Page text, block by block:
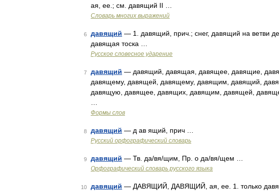
ая, ее.; см. давящий II …
Словарь многих выражений
6 давящий — 1. давящий, прич.; снег, давящий на ветви
давящая тоска …
Русское словесное ударение
7 давящий — давящий, давящая, давящее, давящие,
давящему, давящей, давящему, давящим, давящий,
давящую, давящее, давящих, давящим, давящей,
Формы слов
8 давящий — д ав ящий, прич …
Русский орфографический словарь
9 давящий — Тв. да/вя/щим, Пр. о да/вя/щем …
Орфографический словарь русского языка
10 давящий — ДАВЯЩИЙ, ДАВЯЩИЙ, ая, ее. 1. только